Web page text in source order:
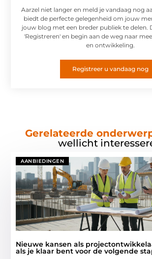
Aarzel niet langer en meld je vandaag nog
biedt de perfecte gelegenheid om jouw
jouw blog met een breder publiek te delen.
'Registreren' en begin aan de weg naar
en ontwikkeling.
Registreer u vandaag nog
Gerelateerde
wellicht
AANBIEDINGEN
Nieuwe kansen als
als je klaar bent voor de volgende